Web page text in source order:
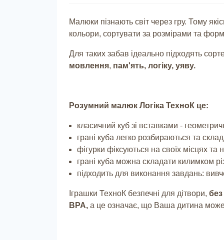
Малюки пізнають світ через гру. Тому
кольори, сортувати за розмірами та
Для таких забав ідеально підходять
мовлення, пам'ять, логіку, уяву.
Розумний малюк Логіка ТехноК це:
класичний куб зі вставками -
грані куба легко розбираються та
фігурки фіксуються на своїх місцях
грані куба можна складати килимком
підходить для виконання завдань:
Іграшки ТехноК безпечні для дітвори, без
BPA, а це означає, що Ваша дитина